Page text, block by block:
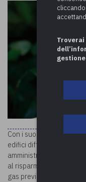
Con i suoi 3,2 milioni di
edifici diffusi in modo
amministrazione
al risparmio energetico
gas previste